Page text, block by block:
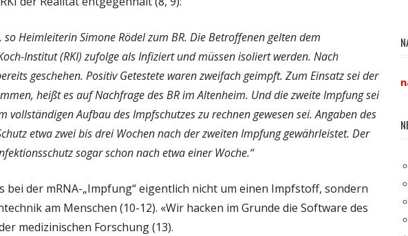
Heimleiterin Simone Rödel zum BR. Die Betroffenen gelten dem
Institut (RKI) zufolge als Infiziert und müssen isoliert werden. Nach
geschehen. Positiv Getestete waren zweifach geimpft. Zum Einsatz sei der
heißt es auf Nachfrage des BR im Altenheim. Und die zweite Impfung sei
vollständigen Aufbau des Impfschutzes zu rechnen gewesen sei. Angaben des
etwa zwei bis drei Wochen nach der zweiten Impfung gewährleistet. Der
sogar schon nach etwa einer Woche.“
der mRNA-„Impfung“ eigentlich nicht um einen Impfstoff, sondern
am Menschen (10-12). «Wir hacken im Grunde die Software des
medizinischen Forschung (13).